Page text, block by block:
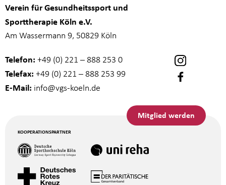
Verein für Gesundheitssport und
Sporttherapie Köln e.V.
Am Wassermann 9, 50829 Köln
Telefon: +49 (0) 221 – 888 253 0
Telefax: +49 (0) 221 – 888 253 99
E-Mail: info@vgs-koeln.de
Mitglied werden
KOOPERATIONSPARTNER